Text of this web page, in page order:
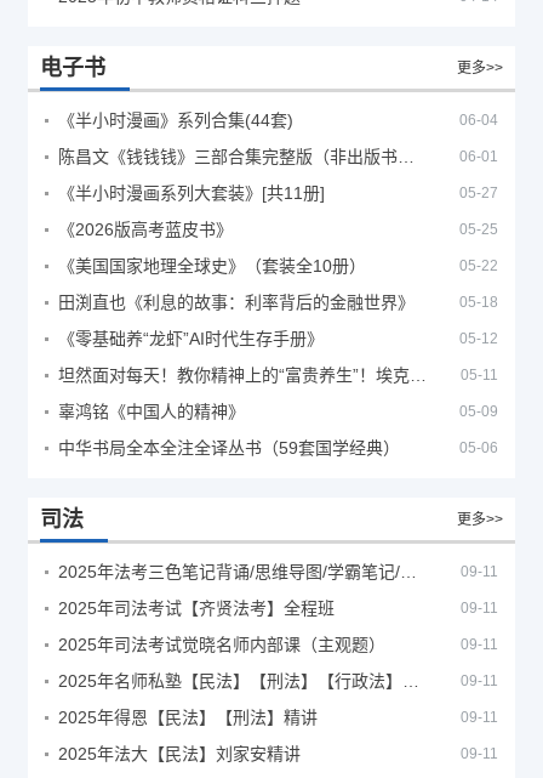
电子书 更多>>
《半小时漫画》系列合集(44套) 06-04
06-01
《半小时漫画系列大套装》[共11册] 05-27
《2026版高考蓝皮书》 05-25
《美国国家地理全球史》（套装全10册） 05-22
田渕直也《利息的故事：利率背后的金融世界》 05-18
《零基础养“龙虾”AI时代生存手册》 05-12
05-11
辜鸿铭《中国人的精神》 05-09
中华书局全本全注全译丛书（59套国学经典） 05-06
司法 更多>>
09-11
2025年司法考试【齐贤法考】全程班 09-11
2025年司法考试觉晓名师内部课（主观题） 09-11
09-11
2025年得恩【民法】【刑法】精讲 09-11
2025年法大【民法】刘家安精讲 09-11